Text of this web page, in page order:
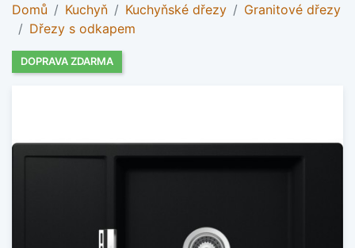
Domů Kuchyň Kuchyňské dřezy
Granitové dřezy
Dřezy s odkapem
DOPRAVA ZDARMA